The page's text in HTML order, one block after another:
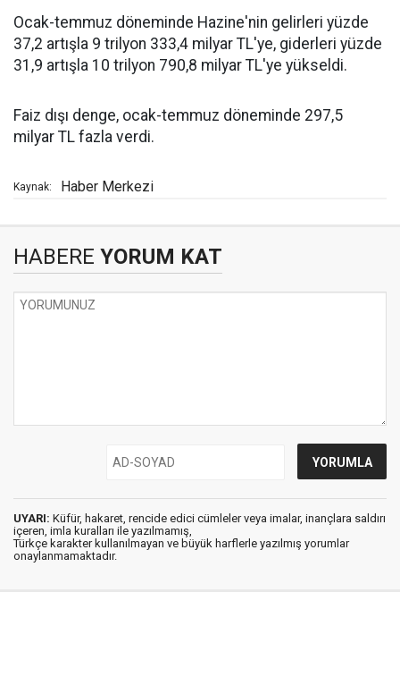
Ocak-temmuz döneminde Hazine'nin gelirleri yüzde
37,2 artışla 9 trilyon 333,4 milyar TL'ye, giderleri yüzde
31,9 artışla 10 trilyon 790,8 milyar TL'ye yükseldi.
Faiz dışı denge, ocak-temmuz döneminde 297,5
milyar TL fazla verdi.
Kaynak: Haber Merkezi
HABERE YORUM KAT
UYARI: Küfür, hakaret, rencide edici cümleler veya imalar, inançlara saldırı
içeren, imla kuralları ile yazılmamış,
Türkçe karakter kullanılmayan ve büyük harflerle yazılmış yorumlar
onaylanmamaktadır.